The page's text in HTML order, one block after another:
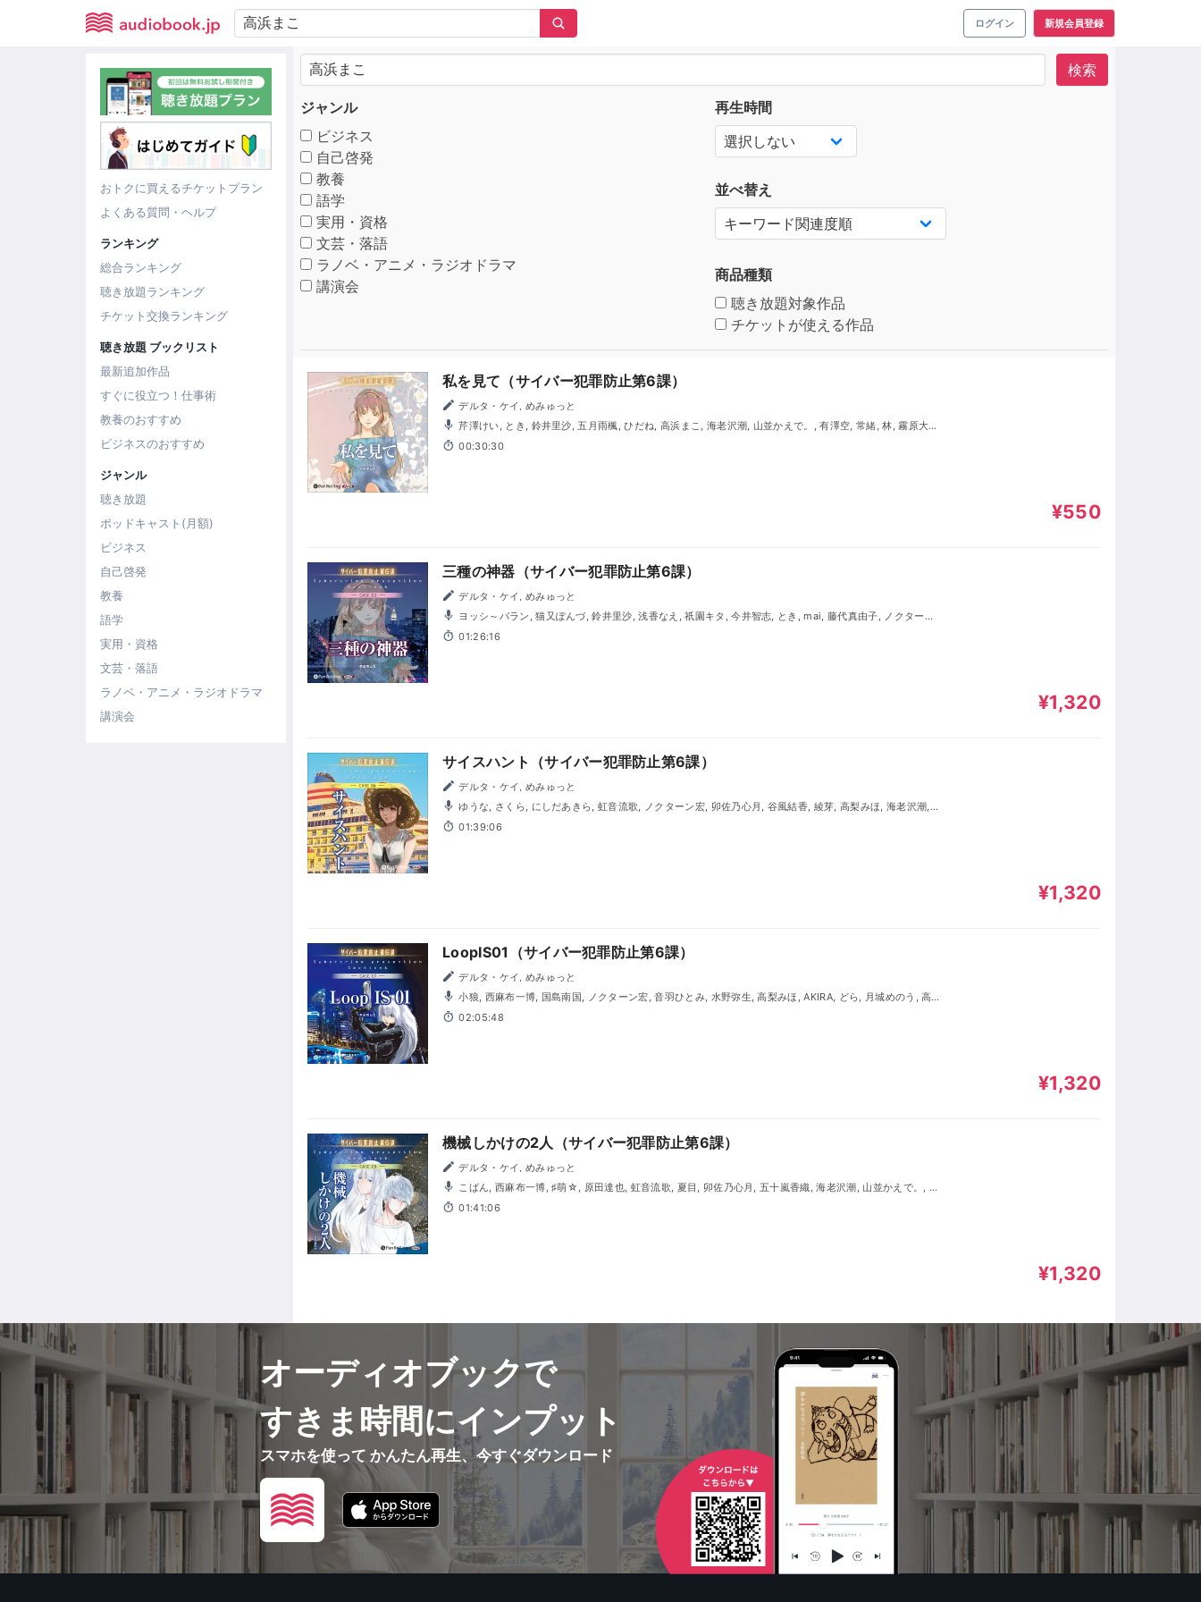
ログイン 新規会員登録
おトクに買えるチケットプラン
よくある質問・ヘルプ
ランキング
総合ランキング
聴き放題ランキング
チケット交換ランキング
聴き放題 ブックリスト
最新追加作品
すぐに役立つ！仕事術
教養のおすすめ
ビジネスのおすすめ
ジャンル
聴き放題
ポッドキャスト(月額)
ビジネス
自己啓発
教養
語学
実用・資格
文芸・落語
ラノベ・アニメ・ラジオドラマ
講演会
検索
ジャンル
ビジネス
自己啓発
教養
語学
実用・資格
文芸・落語
ラノベ・アニメ・ラジオドラマ
講演会
再生時間
並べ替え
商品種類
聴き放題対象作品
チケットが使える作品
私を見て（サイバー犯罪防止第6課）
デルタ・ケイ, めみゅっと
芹澤けい, とき, 鈴井里沙, 五月雨楓, ひだね, 高浜まこ, 海老沢潮, 山並かえで。, 有澤空, 常緒, 林, 霧原大
輔, こりす
00:30:30
¥550
三種の神器（サイバー犯罪防止第6課）
デルタ・ケイ, めみゅっと
宏, おもち, イヲリ, 立花春, 高松沙絢, 森永桐子, 暁聖園, 高浜まこ, 武川楓, サキヤエリカ, 海老沢潮, 山並かえ
で。, 有澤空, 常緒, 林, 霧原大輔, こりす, 虹音流歌, 天野ルミ, 高梨みほ, 媛貴, 東雲沙紗, AKIRA, 五月雨楓, さ
01:26:16
¥1,320
サイスハント（サイバー犯罪防止第6課）
デルタ・ケイ, めみゅっと
ゆうな, さくら, にしだあきら, 虹音流歌, ノクターン宏, 卯佐乃心月, 谷風結香, 綾芽, 高梨みほ, 海老沢潮,
山並かえで。, 有澤空, 常緒, 林, 霧原大輔, こりす, あいらん, 小狼, 松本高士, 天野ルミ, ひげ太郎, こばん, T-
182, 祇園キタ, 永村, 高松沙絢, 鈴井里沙, 小珠々, mai, 夏目陽希, 高浜まこ, とき, TAK, レイ, 鈴井里沙
01:39:06
¥1,320
LoopIS01（サイバー犯罪防止第6課）
デルタ・ケイ, めみゅっと
小狼, 西麻布一博, 国島南国, ノクターン宏, 音羽ひとみ, 水野弥生, 高梨みほ, AKIRA, どら, 月城めのう, 高
松沙絢, こばん, ほりっく＊, 海老沢潮, 山並かえで。, 有澤空, 常緒, 林, 霧原大輔, こりす, 浅沼諒空, 天野ルミ,
高浜まこ, 松本高士, 柏原なつき, 暁聖園, 風宮明里, 桃澤咲子, さくら, 緒川静華, とき, 原田達也, 東雲沙紗, 柏
02:05:48
¥1,320
機械しかけの2人（サイバー犯罪防止第6課）
デルタ・ケイ, めみゅっと
澤空, 常緒, 林, 霧原大輔, こりす, 松本高士, 日吉まる, 青山ゆり華, 織倉俊哉, 天野ルミ, かがみがわとうこ, 重
森あすか, 小狼, しぐれるぅ。, おかか, 谷風結香, 水野弥生, 染斐よしの, 高松沙絢, おとい, 暁聖園, 宮梨里愛,
01:41:06
¥1,320
オーディオブックで
すきま時間にインプット
スマホを使って かんたん再生、今すぐダウンロード